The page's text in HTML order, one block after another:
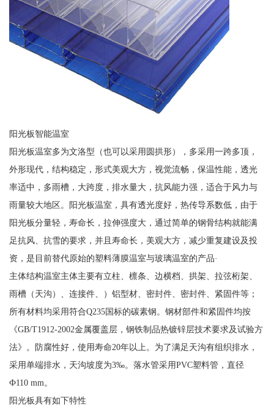
阳光板智能温室
阳光板温室多为文洛型（也可以采用圆拱形），多采用一跨多顶，
外形现代，结构稳定，形式美观大方，视觉流畅，保温性能，透光
率适中，多雨槽，大跨度，排水量大，抗风能力强，适合于风力与
雨量较大地区。阳光板温室，具有透光度好，热传导系数低，由于
阳光板分量轻，寿命长，拉伸强度大，通过简单的钢骨结构就能满
足抗风、抗雪的要求，并且寿命长，美观大方，减少重复建设及投
资，是目前替代原始的塑料薄膜温室与玻璃温室的产品·
主体结构温室主体主要有立柱、檩条、边横档、拱架、拉弦桁架、
雨槽（天沟）、连接件、）铝型材、密封件、密封件、紧固件等；
所有材料均采用符合Q235国标的碳素钢。钢材部件和紧固件均按
《GB/T1912-2002金属覆盖层，钢铁制品热镀锌层技术要求及试验方
法》。防腐性好，使用寿命20年以上。为了满足天沟有组织排水，
采用单端排水，天沟坡度为3‰。落水管采用PVC塑料管，直径
Ф110 mm。
阳光板具有如下特性